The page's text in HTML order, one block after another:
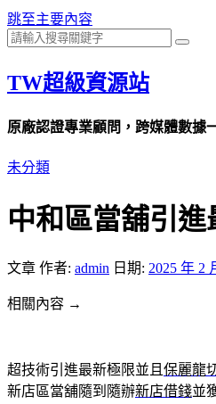
跳至主要內容
TW超級資源站
原廠認證專業顧問，跨媒體數據
未分類
中和區當舖引
文章 作者: admin 日期: 2025 年 2
相關內容 →
超技術引進最新極限並且 保麗龍
新店區當舖隨到隨辦新店借錢並